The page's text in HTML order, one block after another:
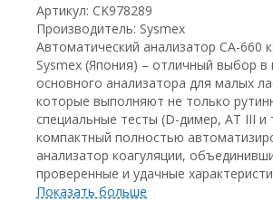
Артикул: CK978289
Производитель: Sysmex
Автоматический анализатор СА-660
Sysmex (Япония) – отличный выбор в
основного анализатора для малых
которые выполняют не только
специальные тесты (D-димер, AT III и
компактный полностью
анализатор коагуляции,
проверенные и удачные
моделей. В новой модели были
Показать больше